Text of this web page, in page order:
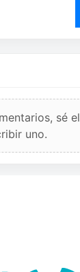
sé el
uno.